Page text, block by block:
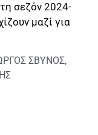
σεζόν 2024-
μαζί για
ΣΒΥΝΟΣ,